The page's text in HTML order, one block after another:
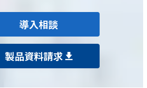
導入相談
製品資料請求